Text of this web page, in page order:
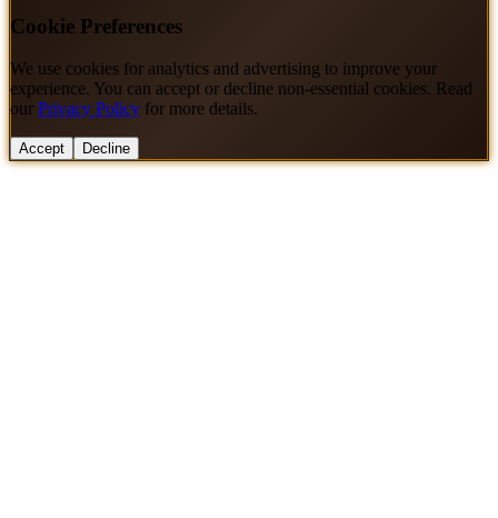
Cookie Preferences
We use cookies for analytics and advertising to improve your
experience. You can accept or decline non-essential cookies. Read
our Privacy Policy for more details.
Accept Decline